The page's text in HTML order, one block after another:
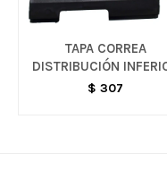
TAPA CORREA
DISTRIBUCIÓN
- VARIOS MODELOS
$ 307